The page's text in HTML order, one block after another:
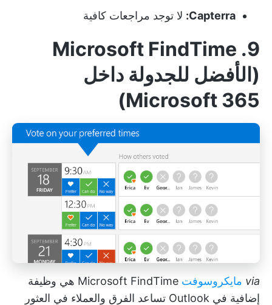
Capterra: لا توجد مراجعات كافية
9. Microsoft FindTime
(الأفضل للجدولة داخل
Microsoft 365)
via مايكروسوفت
Microsoft FindTime هي وظيفة
إضافية في Outlook تساعد الفرق والعملاء في العثور